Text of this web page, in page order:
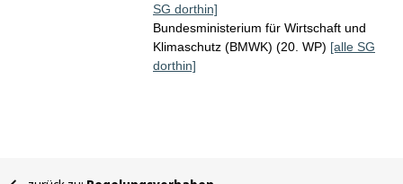
SG dorthin]
Bundesministerium für Wirtschaft und
Klimaschutz (BMWK) (20. WP) [alle SG
dorthin]